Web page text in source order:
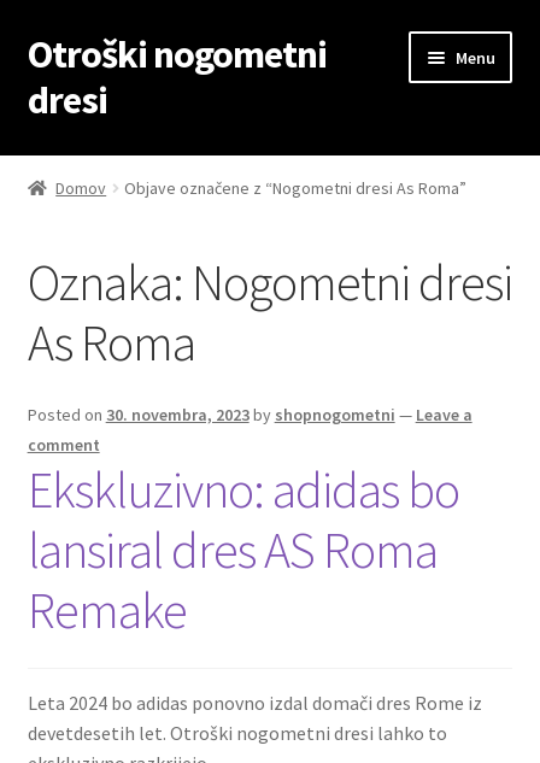
Skip
to
navigation
Skip
to
content
Otroški nogometni
dresi
Menu
Domov
Kontaktiraj nas
Košarica
Moj račun
Trgovina
Zaključek nakupa
Domov Objave označene z “Nogometni dresi As Roma”
Oznaka: Nogometni dresi
As Roma
Posted on 30. novembra, 2023by shopnogometni — Leave a
comment
Ekskluzivno: adidas bo
lansiral dres AS Roma
Remake
Leta 2024 bo adidas ponovno izdal domači dres Rome iz
devetdesetih let. Otroški nogometni dresi lahko to